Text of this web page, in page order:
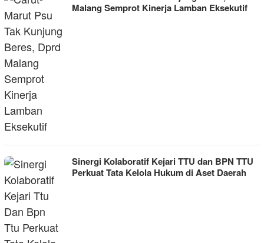
Malang Semprot Kinerja Lamban Eksekutif
Sinergi Kolaboratif Kejari TTU dan BPN TTU
Perkuat Tata Kelola Hukum di Aset Daerah